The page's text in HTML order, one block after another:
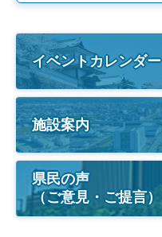
イベントカレンダー
施設案内
県民の声
（ご意見・ご提言）